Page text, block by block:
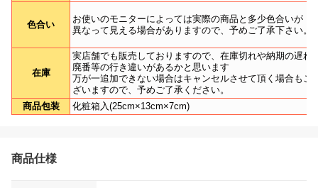
色合い
お使いのモニターによっては実際の商品と多少色合いが
異なって見える場合がありますので、予めご了承下さい。
在庫
実店舗でも販売しておりますので、在庫切れや納期の遅れ
廃番等の行き違いがあるかと思います
万が一追加できない場合はキャンセルさせて頂く場合もご
ざいますので、予めご了承ください。
商品包装
化粧箱入(25cm×13cm×7cm)
商品仕様